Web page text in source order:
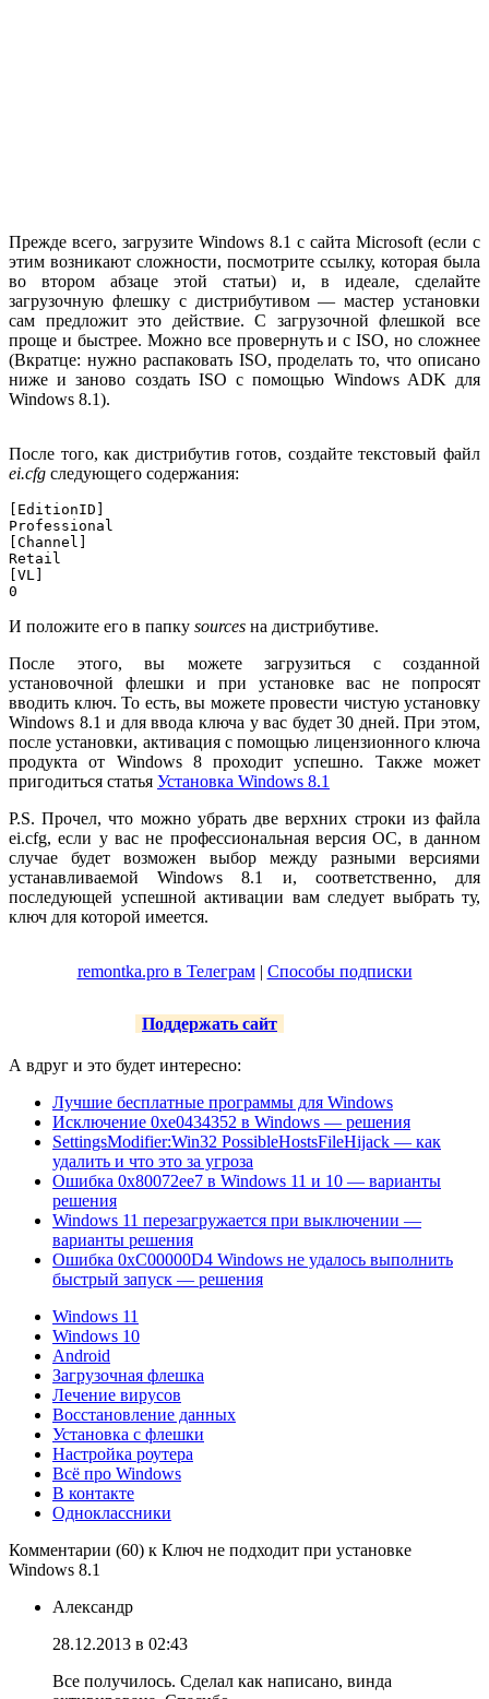
Прежде всего, загрузите Windows 8.1 с сайта Microsoft (если с
этим возникают сложности, посмотрите ссылку, которая была
во втором абзаце этой статьи) и, в идеале, сделайте
загрузочную флешку с дистрибутивом — мастер установки
сам предложит это действие. С загрузочной флешкой все
проще и быстрее. Можно все провернуть и с ISO, но сложнее
(Вкратце: нужно распаковать ISO, проделать то, что описано
ниже и заново создать ISO с помощью Windows ADK для
Windows 8.1).
После того, как дистрибутив готов, создайте текстовый файл
ei.cfg следующего содержания:
[EditionID]
Professional
[Channel]
Retail
[VL]
0
И положите его в папку sources на дистрибутиве.
После этого, вы можете загрузиться с созданной
установочной флешки и при установке вас не попросят
вводить ключ. То есть, вы можете провести чистую установку
Windows 8.1 и для ввода ключа у вас будет 30 дней. При этом,
после установки, активация с помощью лицензионного ключа
продукта от Windows 8 проходит успешно. Также может
пригодиться статья Установка Windows 8.1
P.S. Прочел, что можно убрать две верхних строки из файла
ei.cfg, если у вас не профессиональная версия ОС, в данном
случае будет возможен выбор между разными версиями
устанавливаемой Windows 8.1 и, соответственно, для
последующей успешной активации вам следует выбрать ту,
ключ для которой имеется.
remontka.pro в Телеграм| Способы подписки
Поддержать сайт
А вдруг и это будет интересно:
Лучшие бесплатные программы для Windows
Исключение 0xe0434352 в Windows — решения
SettingsModifier:Win32 PossibleHostsFileHijack — как
удалить и что это за угроза
Ошибка 0x80072ee7 в Windows 11 и 10 — варианты
решения
Windows 11 перезагружается при выключении —
варианты решения
Ошибка 0xC00000D4 Windows не удалось выполнить
быстрый запуск — решения
Windows 11
Windows 10
Android
Загрузочная флешка
Лечение вирусов
Восстановление данных
Установка с флешки
Настройка роутера
Всё про Windows
В контакте
Одноклассники
Комментарии (60) к Ключ не подходит при установке
Windows 8.1
Александр
28.12.2013 в 02:43
Все получилось. Сделал как написано, винда